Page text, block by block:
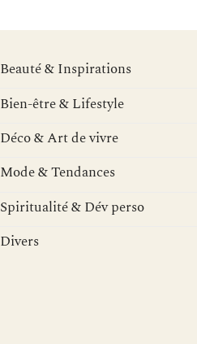
Beauté & Inspirations
Bien-être & Lifestyle
Déco & Art de vivre
Mode & Tendances
Spiritualité & Dév perso
Divers